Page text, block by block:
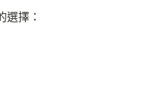
擇：